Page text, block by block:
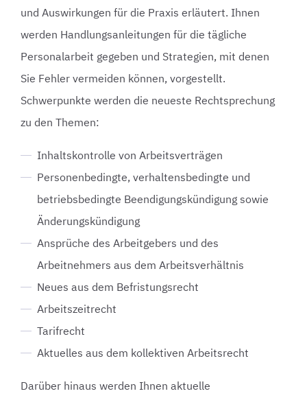
und Auswirkungen für die Praxis erläutert. Ihnen
werden Handlungsanleitungen für die tägliche
Personalarbeit gegeben und Strategien, mit denen
Sie Fehler vermeiden können, vorgestellt.
Schwerpunkte werden die neueste Rechtsprechung
zu den Themen:
Inhaltskontrolle von Arbeitsverträgen
Personenbedingte, verhaltensbedingte und
betriebsbedingte Beendigungskündigung sowie
Änderungskündigung
Ansprüche des Arbeitgebers und des
Arbeitnehmers aus dem Arbeitsverhältnis
Neues aus dem Befristungsrecht
Arbeitszeitrecht
Tarifrecht
Aktuelles aus dem kollektiven Arbeitsrecht
Darüber hinaus werden Ihnen aktuelle